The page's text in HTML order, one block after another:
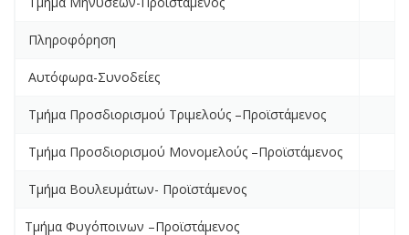
Πληροφόρηση
Αυτόφωρα-Συνοδείες
Τμήμα Προσδιορισμού Τριμελούς –Προϊστάμενος
Τμήμα Προσδιορισμού Μονομελούς –Προϊστάμενος
Τμήμα Βουλευμάτων- Προϊστάμενος
Τμήμα Φυγόποινων –Προϊστάμενος